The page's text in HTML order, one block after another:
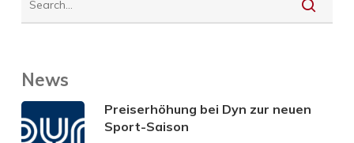
News
Preiserhöhung bei Dyn zur neuen
Sport-Saison